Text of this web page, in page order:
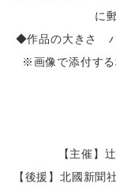
に
◆作品の大きさ
※画像で添付す
【主催】
【後援】 北國新聞社